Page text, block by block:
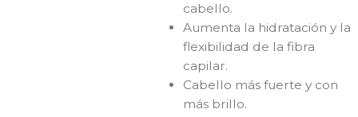
cabello.
Aumenta la hidratación y la
flexibilidad de la fibra
capilar.
Cabello más fuerte y con
más brillo.